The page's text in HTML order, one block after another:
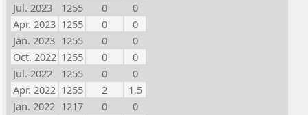
Jul. 2023
1255 0
0
Apr. 2023 1255 0
0
Jan. 2023 1255 0
0
Oct. 2022 1255 0
0
Jul. 2022
1255 0
0
Apr. 2022 1255 2
1,5
Jan. 2022 1217 0
0